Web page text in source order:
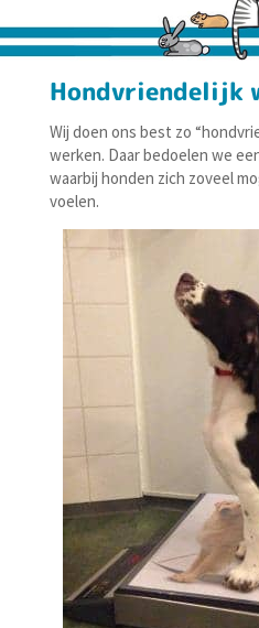
Hondvriendelijk
Wij doen ons best zo
werken. Daar bedoelen we
waarbij honden zich zoveel
voelen.